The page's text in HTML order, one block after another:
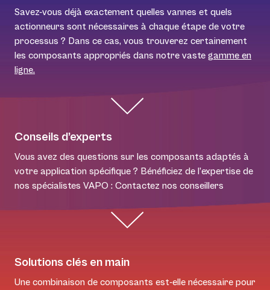
Savez-vous déjà exactement quelles vannes et quels
actionneurs sont nécessaires à chaque étape de votre
processus ? Dans ce cas, vous trouverez certainement
les composants appropriés dans notre vaste gamme en
ligne.
Conseils d’experts
Vous avez des questions sur les composants adaptés à
votre application spécifique ? Bénéficiez de l’expertise de
nos spécialistes VAPO : Contactez nos conseillers
Solutions clés en main
Une combinaison de composants est-elle nécessaire pour